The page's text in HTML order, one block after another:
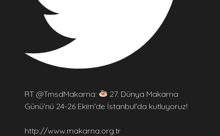
RT @TmsdMakarna:
27. Dünya Makarna
Günü’nü 24-26 Ekim'de İstanbul'da kutluyoruz!
http://www.makarna.org.tr